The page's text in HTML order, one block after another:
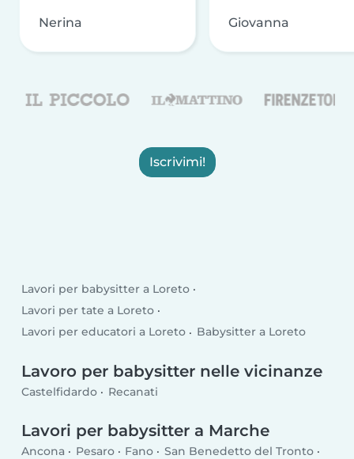
Nerina Giovanna
Iscrivimi!
Lavori per babysitter a Loreto
Lavori per tate a Loreto
Lavori per educatori a Loreto
Babysitter a Loreto
Lavoro per babysitter nelle vicinanze
Castelfidardo Recanati
Lavori per babysitter a Marche
Ancona Pesaro Fano
San Benedetto del Tronto